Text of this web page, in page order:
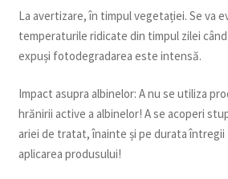
La avertizare, în timpul vegetației. Se va
temperaturile ridicate din timpul zilei
expuși fotodegradarea este intensă.
Impact asupra albinelor: A nu se utiliza
hrănirii active a albinelor! A se acoperi
ariei de tratat, înainte și pe durata întregii
aplicarea produsului!